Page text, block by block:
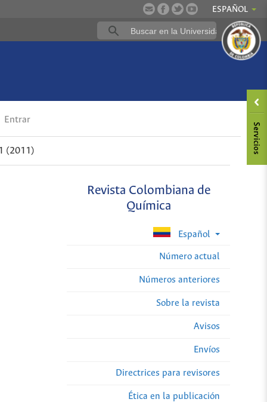
ESPAÑOL
Entrar
(2011)
Revista Colombiana de
Química
Español
Número actual
Números anteriores
Sobre la revista
Avisos
Envíos
Directrices para revisores
Ética en la publicación